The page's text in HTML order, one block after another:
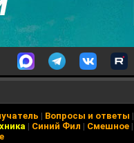
| Вопросы и ответы |
| Синий Фил | Смешное|